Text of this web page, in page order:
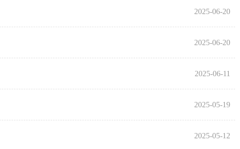
2025-06-20
2025-06-20
2025-06-11
2025-05-19
2025-05-12